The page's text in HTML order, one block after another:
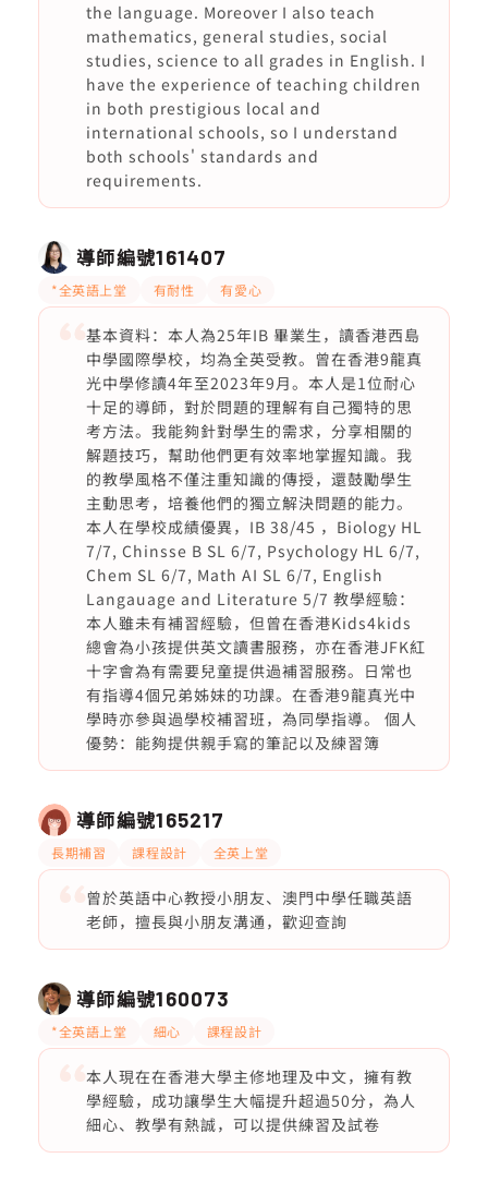
the language. Moreover I also teach
mathematics, general studies, social
studies, science to all grades in English. I
have the experience of teaching children
in both prestigious local and
international schools, so I understand
both schools' standards and
requirements.
導師編號161407
*全英語上堂 有耐性 有愛心
基本資料：本人為25年IB 畢業生，讀香港西島
中學國際學校，均為全英受教。曾在香港9龍真
光中學修讀4年至2023年9月。本人是1位耐心
十足的導師，對於問題的理解有自己獨特的思
考方法。我能夠針對學生的需求，分享相關的
解題技巧，幫助他們更有效率地掌握知識。我
的教學風格不僅注重知識的傳授，還鼓勵學生
主動思考，培養他們的獨立解決問題的能力。
本人在學校成績優異，IB 38/45 ，Biology HL
7/7, Chinsse B SL 6/7, Psychology HL 6/7,
Chem SL 6/7, Math AI SL 6/7, English
Langauage and Literature 5/7 教學經驗：
本人雖未有補習經驗，但曾在香港Kids4kids
總會為小孩提供英文讀書服務，亦在香港JFK紅
十字會為有需要兒童提供過補習服務。日常也
有指導4個兄弟姊妹的功課。在香港9龍真光中
學時亦參與過學校補習班，為同學指導。 個人
優勢：能夠提供親手寫的筆記以及練習簿
導師編號165217
長期補習 課程設計 全英上堂
曾於英語中心教授小朋友、澳門中學任職英語
老師，擅長與小朋友溝通，歡迎查詢
導師編號160073
*全英語上堂 細心 課程設計
本人現在在香港大學主修地理及中文，擁有教
學經驗，成功讓學生大幅提升超過50分，為人
細心、教學有熱誠，可以提供練習及試卷